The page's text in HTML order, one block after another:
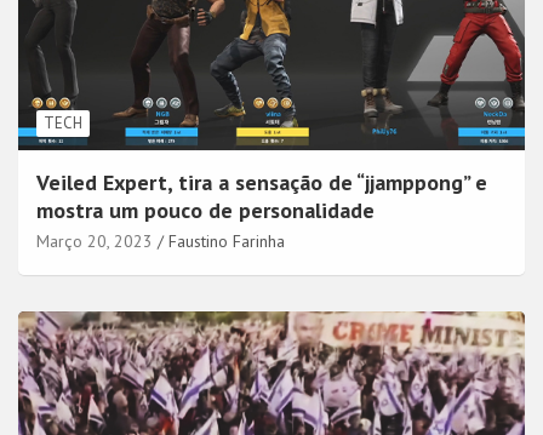
TECH
Veiled Expert, tira a sensação de “jjamppong” e
mostra um pouco de personalidade
Março 20, 2023 Faustino Farinha